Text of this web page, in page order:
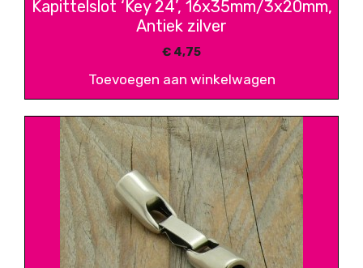
Kapittelslot ‘Key 24’, 16x35mm/3x20mm,
Antiek zilver
€ 4,75
Toevoegen aan winkelwagen